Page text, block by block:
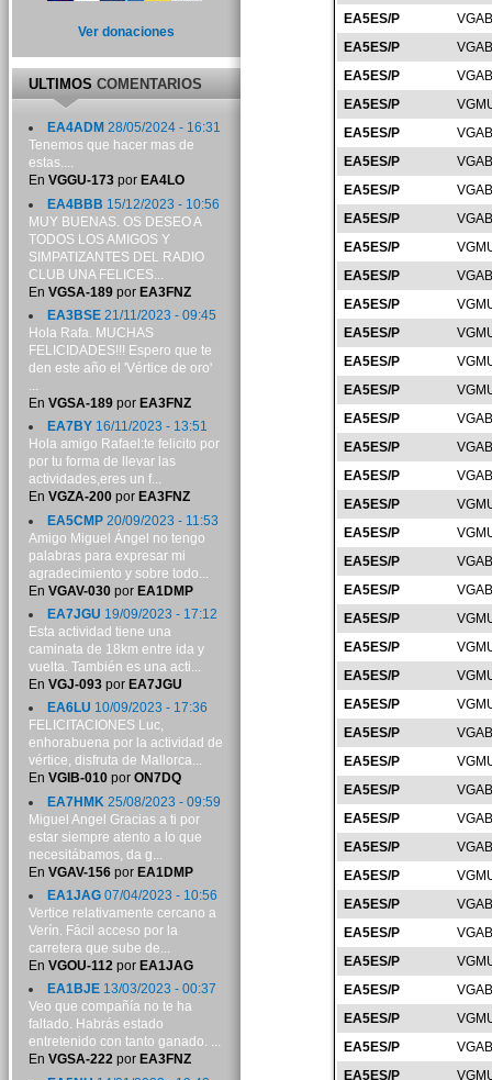
EA5ES/P
EA5ES/P
EA5ES/P
EA5ES/P
EA5ES/P
EA5ES/P
EA5ES/P
EA5ES/P
EA5ES/P
EA5ES/P
EA5ES/P
EA5ES/P
EA5ES/P
EA5ES/P
EA5ES/P
EA5ES/P
EA5ES/P
EA5ES/P
EA5ES/P
EA5ES/P
EA5ES/P
EA5ES/P
EA5ES/P
EA5ES/P
EA5ES/P
EA5ES/P
EA5ES/P
EA5ES/P
EA5ES/P
EA5ES/P
EA5ES/P
EA5ES/P
EA5ES/P
EA5ES/P
EA5ES/P
EA5ES/P
EA5ES/P
EA5ES/P
Ver donaciones
ULTIMOSCOMENTARIOS
EA4ADM 28/05/2024 - 16:31
Tenemos que hacer mas de
estas....
En VGGU-173por EA4LO
EA4BBB 15/12/2023 - 10:56
MUY BUENAS. OS DESEO A
TODOS LOS AMIGOS Y
SIMPATIZANTES DEL RADIO
CLUB UNA FELICES...
En VGSA-189por EA3FNZ
EA3BSE21/11/2023 - 09:45
Hola Rafa. MUCHAS
FELICIDADES!!! Espero que te
den este año el 'Vértice de oro'
...
En VGSA-189por EA3FNZ
EA7BY16/11/2023 - 13:51
Hola amigo Rafael:te felicito por
por tu forma de llevar las
actividades,eres un f...
En VGZA-200por EA3FNZ
EA5CMP20/09/2023 - 11:53
Amigo Miguel Ángel no tengo
palabras para expresar mi
agradecimiento y sobre todo...
En VGAV-030por EA1DMP
EA7JGU 19/09/2023 - 17:12
Esta actividad tiene una
caminata de 18km entre ida y
vuelta. También es una acti...
En VGJ-093por EA7JGU
EA6LU 10/09/2023 - 17:36
FELICITACIONES Luc,
enhorabuena por la actividad de
vértice, disfruta de Mallorca...
En VGIB-010por ON7DQ
EA7HMK 25/08/2023 - 09:59
Miguel Angel Gracias a ti por
estar siempre atento a lo que
necesitábamos, da g...
En VGAV-156por EA1DMP
EA1JAG07/04/2023 - 10:56
Vertice relativamente cercano a
Verín. Fácil acceso por la
carretera que sube de...
En VGOU-112por EA1JAG
EA1BJE13/03/2023 - 00:37
Veo que compañía no te ha
faltado. Habrás estado
entretenido con tanto ganado. ...
En VGSA-222por EA3FNZ